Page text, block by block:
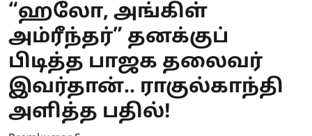
“ஹலோ, அங்கிள்
அம்ரீந்தர்” தனக்குப்
பிடித்த பாஜக தலைவர்
இவர்தான்.. ராகுல்காந்தி
அளித்த பதில்!